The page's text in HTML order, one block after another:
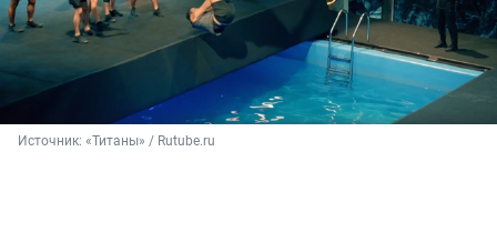
Источник: «Титаны» / Rutube.ru